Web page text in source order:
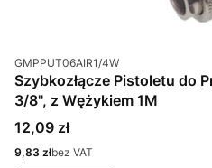
Kod produktu
GMPPUT06AIR1/4W
Szybkozłącze Pistoletu do
3/8", z Wężykiem 1M
Cena
12,09 zł
Cena
9,83 złbez VAT